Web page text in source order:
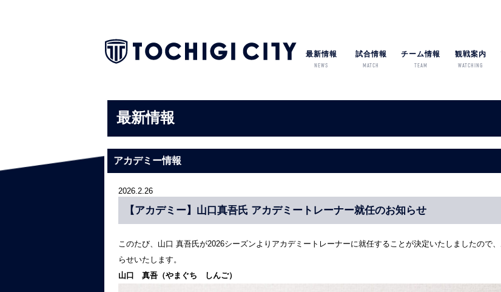
最新情報
NEWS
試合情報
MATCH
チーム情報
TEAM
観戦案内
WATCHING
最新情報
アカデミー情報
2026.2.26
【アカデミー】山口真吾氏 アカデミートレーナー就任のお知らせ
このたび、山口 真吾氏が2026シーズンよりアカデミートレーナーに就任することが決定いたしましたので
らせいたします。
山口 真吾（やまぐち しんご）